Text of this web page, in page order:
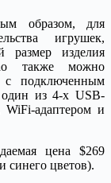
образом, для
игрушек,
размер изделия
также можно
с подключенным
из 4-х USB-
адаптером и
цена $269
синего цветов).